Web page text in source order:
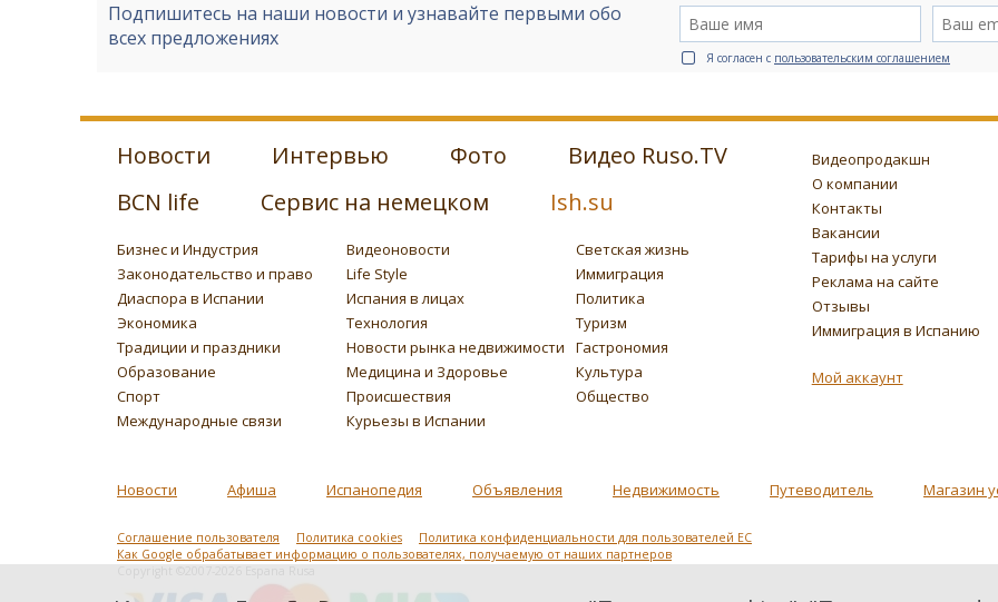
Подпишитесь на наши новости и узнавайте первыми обо
всех предложениях
Я согласен с пользовательским соглашением
Новости Интервью Фото
Видео Ruso.TV
BCN life
Сервис на немецком Ish.su
Бизнес и Индустрия Видеоновости
Светская жизнь
Законодательство и право
Life Style
Иммиграция
Диаспора в Испании
Испания в лицах
Политика
Экономика
Технология
Туризм
Традиции и праздники
Новости рынка недвижимости
Гастрономия
Образование
Медицина и Здоровье
Культура
Спорт
Происшествия
Общество
Международные связи
Курьезы в Испании
Видеопродакшн
О компании
Контакты
Вакансии
Тарифы на услуги
Реклама на сайте
Отзывы
Иммиграция в Испанию
Мой аккаунт
Новости Афиша Испанопедия Объявления Недвижимость Путеводитель Магазин
Соглашение пользователя Политика cookies
Политика конфиденциальности для пользователей ЕС
Как Google обрабатывает информацию о пользователях, получаемую от наших партнеров